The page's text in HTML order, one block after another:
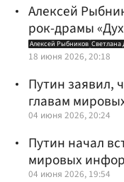
Алексей
рок-драмы
Алексей Рыбников
18 июня 2026, 20:18
Путин заявил,
главам
04 июня 2026, 20:24
Путин начал
мировых
04 июня 2026, 19:54